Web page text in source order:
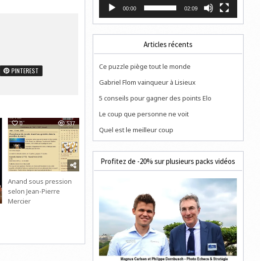
PINTEREST
0 537
Anand sous pression
selon Jean-Pierre
Mercier
00:00 02:09
Articles récents
Ce puzzle piège tout le monde
Gabriel Flom vainqueur à Lisieux
5 conseils pour gagner des points Elo
Le coup que personne ne voit
Quel est le meilleur coup
Profitez de -20% sur plusieurs packs vidéos